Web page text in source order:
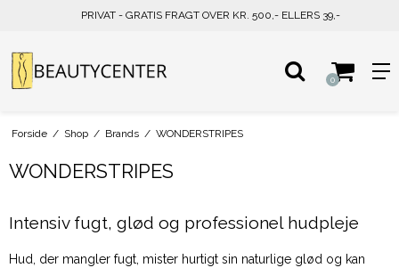
PRIVAT - GRATIS FRAGT OVER KR. 500,- ELLERS 39,-
0
Forside / Shop / Brands / WONDERSTRIPES
WONDERSTRIPES
Intensiv fugt, glød og professionel hudpleje
Hud, der mangler fugt, mister hurtigt sin naturlige glød og kan